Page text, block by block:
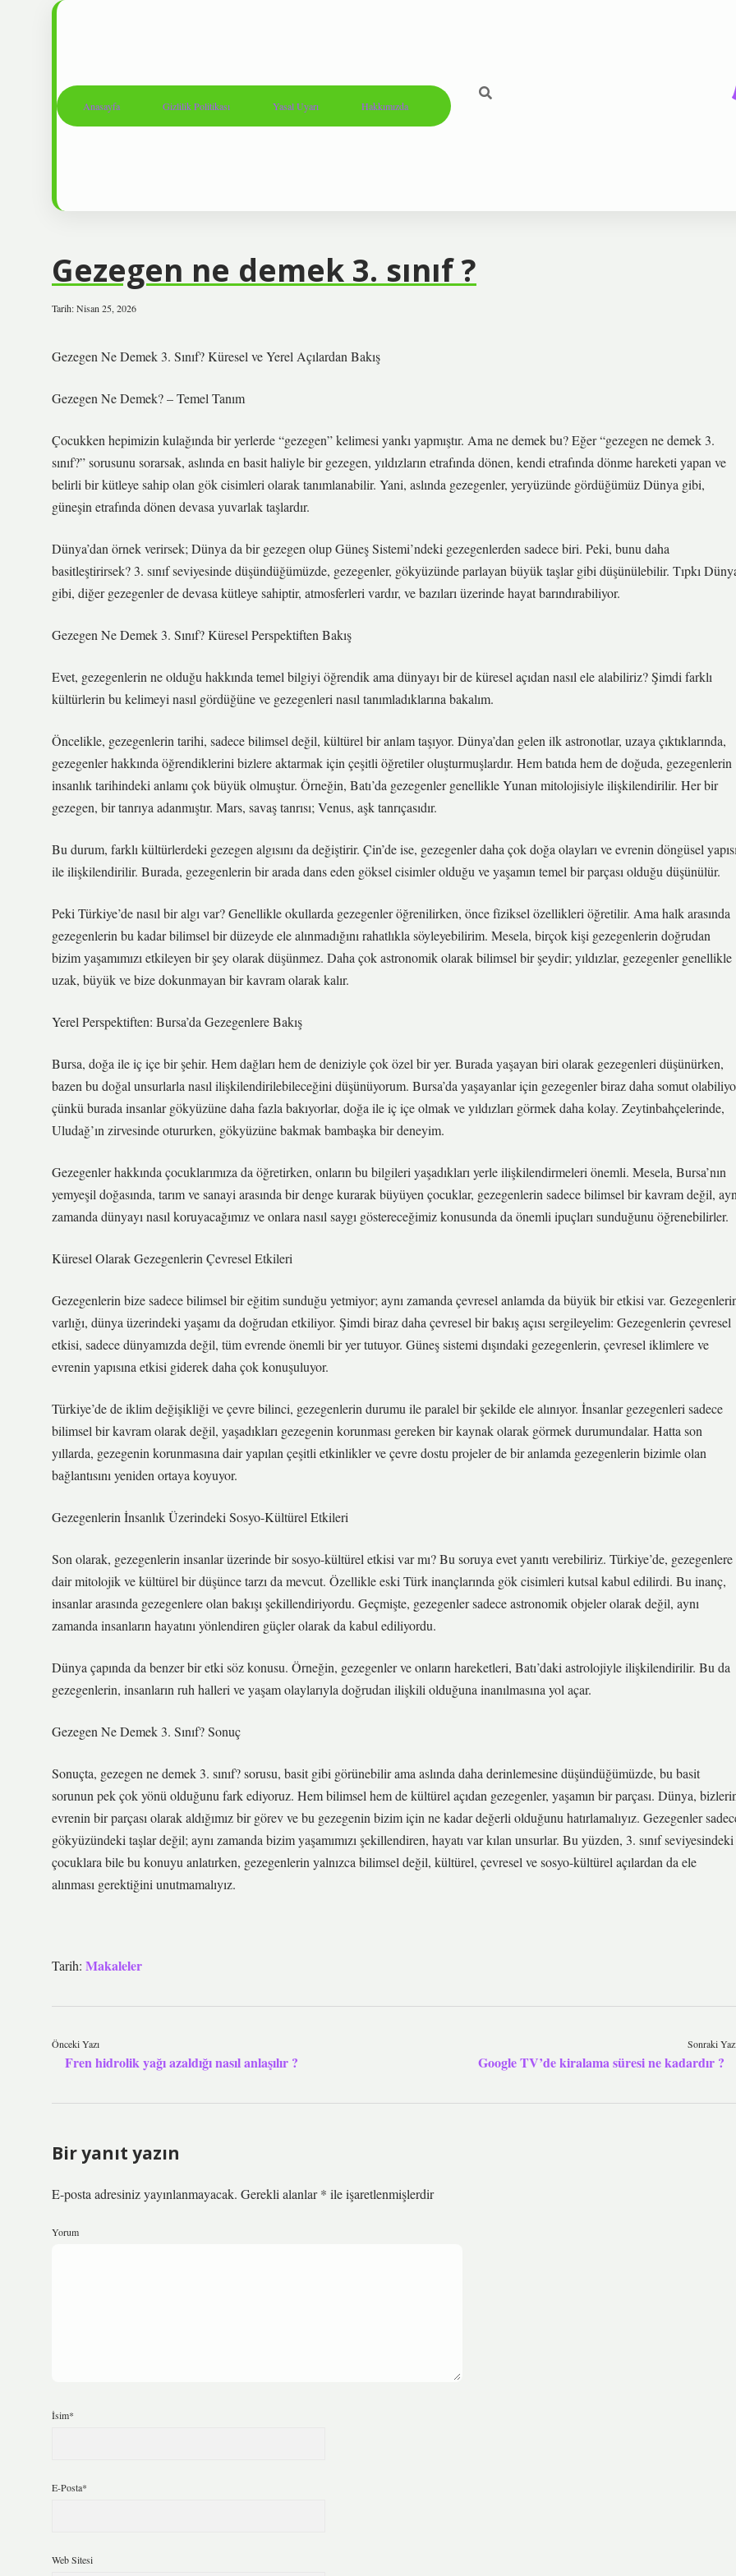
Anasayfa Gizlilik Politikası Yasal Uyarı Hakkımızda
Gezegen ne demek 3. sınıf ?
Tarih: Nisan 25, 2026
Gezegen Ne Demek 3. Sınıf? Küresel ve Yerel Açılardan Bakış
Gezegen Ne Demek? – Temel Tanım
Çocukken hepimizin kulağında bir yerlerde “gezegen” kelimesi yankı yapmıştır. Ama ne demek bu? Eğer “gezegen ne demek 3.
sınıf?” sorusunu sorarsak, aslında en basit haliyle bir gezegen, yıldızların etrafında dönen, kendi etrafında dönme hareketi yapan ve
belirli bir kütleye sahip olan gök cisimleri olarak tanımlanabilir. Yani, aslında gezegenler, yeryüzünde gördüğümüz Dünya gibi,
güneşin etrafında dönen devasa yuvarlak taşlardır.
Dünya’dan örnek verirsek; Dünya da bir gezegen olup Güneş Sistemi’ndeki gezegenlerden sadece biri. Peki, bunu daha
basitleştirirsek? 3. sınıf seviyesinde düşündüğümüzde, gezegenler, gökyüzünde parlayan büyük taşlar gibi düşünülebilir. Tıpkı
gibi, diğer gezegenler de devasa kütleye sahiptir, atmosferleri vardır, ve bazıları üzerinde hayat barındırabiliyor.
Gezegen Ne Demek 3. Sınıf? Küresel Perspektiften Bakış
Evet, gezegenlerin ne olduğu hakkında temel bilgiyi öğrendik ama dünyayı bir de küresel açıdan nasıl ele alabiliriz? Şimdi farklı
kültürlerin bu kelimeyi nasıl gördüğüne ve gezegenleri nasıl tanımladıklarına bakalım.
Öncelikle, gezegenlerin tarihi, sadece bilimsel değil, kültürel bir anlam taşıyor. Dünya’dan gelen ilk astronotlar, uzaya çıktıklarında,
gezegenler hakkında öğrendiklerini bizlere aktarmak için çeşitli öğretiler oluşturmuşlardır. Hem batıda hem de doğuda, gezegenlerin
insanlık tarihindeki anlamı çok büyük olmuştur. Örneğin, Batı’da gezegenler genellikle Yunan mitolojisiyle ilişkilendirilir. Her bir
gezegen, bir tanrıya adanmıştır. Mars, savaş tanrısı; Venus, aşk tanrıçasıdır.
Bu durum, farklı kültürlerdeki gezegen algısını da değiştirir. Çin’de ise, gezegenler daha çok doğa olayları ve evrenin döngüsel
ile ilişkilendirilir. Burada, gezegenlerin bir arada dans eden göksel cisimler olduğu ve yaşamın temel bir parçası olduğu düşünülür.
Peki Türkiye’de nasıl bir algı var? Genellikle okullarda gezegenler öğrenilirken, önce fiziksel özellikleri öğretilir. Ama halk arasında
gezegenlerin bu kadar bilimsel bir düzeyde ele alınmadığını rahatlıkla söyleyebilirim. Mesela, birçok kişi gezegenlerin doğrudan
bizim yaşamımızı etkileyen bir şey olarak düşünmez. Daha çok astronomik olarak bilimsel bir şeydir; yıldızlar, gezegenler genellikle
uzak, büyük ve bize dokunmayan bir kavram olarak kalır.
Yerel Perspektiften: Bursa’da Gezegenlere Bakış
Bursa, doğa ile iç içe bir şehir. Hem dağları hem de deniziyle çok özel bir yer. Burada yaşayan biri olarak gezegenleri düşünürken,
bazen bu doğal unsurlarla nasıl ilişkilendirilebileceğini düşünüyorum. Bursa’da yaşayanlar için gezegenler biraz daha somut
çünkü burada insanlar gökyüzüne daha fazla bakıyorlar, doğa ile iç içe olmak ve yıldızları görmek daha kolay. Zeytinbahçelerinde,
Uludağ’ın zirvesinde otururken, gökyüzüne bakmak bambaşka bir deneyim.
Gezegenler hakkında çocuklarımıza da öğretirken, onların bu bilgileri yaşadıkları yerle ilişkilendirmeleri önemli. Mesela, Bursa’nın
yemyeşil doğasında, tarım ve sanayi arasında bir denge kurarak büyüyen çocuklar, gezegenlerin sadece bilimsel bir kavram değil,
zamanda dünyayı nasıl koruyacağımız ve onlara nasıl saygı göstereceğimiz konusunda da önemli ipuçları sunduğunu öğrenebilirler.
Küresel Olarak Gezegenlerin Çevresel Etkileri
Gezegenlerin bize sadece bilimsel bir eğitim sunduğu yetmiyor; aynı zamanda çevresel anlamda da büyük bir etkisi var.
varlığı, dünya üzerindeki yaşamı da doğrudan etkiliyor. Şimdi biraz daha çevresel bir bakış açısı sergileyelim: Gezegenlerin çevresel
etkisi, sadece dünyamızda değil, tüm evrende önemli bir yer tutuyor. Güneş sistemi dışındaki gezegenlerin, çevresel iklimlere ve
evrenin yapısına etkisi giderek daha çok konuşuluyor.
Türkiye’de de iklim değişikliği ve çevre bilinci, gezegenlerin durumu ile paralel bir şekilde ele alınıyor. İnsanlar gezegenleri sadece
bilimsel bir kavram olarak değil, yaşadıkları gezegenin korunması gereken bir kaynak olarak görmek durumundalar. Hatta son
yıllarda, gezegenin korunmasına dair yapılan çeşitli etkinlikler ve çevre dostu projeler de bir anlamda gezegenlerin bizimle olan
bağlantısını yeniden ortaya koyuyor.
Gezegenlerin İnsanlık Üzerindeki Sosyo-Kültürel Etkileri
Son olarak, gezegenlerin insanlar üzerinde bir sosyo-kültürel etkisi var mı? Bu soruya evet yanıtı verebiliriz. Türkiye’de, gezegenlere
dair mitolojik ve kültürel bir düşünce tarzı da mevcut. Özellikle eski Türk inançlarında gök cisimleri kutsal kabul edilirdi. Bu inanç,
insanlar arasında gezegenlere olan bakışı şekillendiriyordu. Geçmişte, gezegenler sadece astronomik objeler olarak değil, aynı
zamanda insanların hayatını yönlendiren güçler olarak da kabul ediliyordu.
Dünya çapında da benzer bir etki söz konusu. Örneğin, gezegenler ve onların hareketleri, Batı’daki astrolojiyle ilişkilendirilir. Bu da
gezegenlerin, insanların ruh halleri ve yaşam olaylarıyla doğrudan ilişkili olduğuna inanılmasına yol açar.
Gezegen Ne Demek 3. Sınıf? Sonuç
Sonuçta, gezegen ne demek 3. sınıf? sorusu, basit gibi görünebilir ama aslında daha derinlemesine düşündüğümüzde, bu basit
sorunun pek çok yönü olduğunu fark ediyoruz. Hem bilimsel hem de kültürel açıdan gezegenler, yaşamın bir parçası. Dünya,
evrenin bir parçası olarak aldığımız bir görev ve bu gezegenin bizim için ne kadar değerli olduğunu hatırlamalıyız. Gezegenler
gökyüzündeki taşlar değil; aynı zamanda bizim yaşamımızı şekillendiren, hayatı var kılan unsurlar. Bu yüzden, 3. sınıf seviyesindeki
çocuklara bile bu konuyu anlatırken, gezegenlerin yalnızca bilimsel değil, kültürel, çevresel ve sosyo-kültürel açılardan da ele
alınması gerektiğini unutmamalıyız.
Tarih: Makaleler
Önceki Yazı
Fren hidrolik yağı azaldığı nasıl anlaşılır ?
Sonraki
Google TV’de kiralama süresi ne kadardır ?
Bir yanıt yazın
E-posta adresiniz yayınlanmayacak. Gerekli alanlar* ile işaretlenmişlerdir
Yorum
İsim*
E-Posta*
Web Sitesi